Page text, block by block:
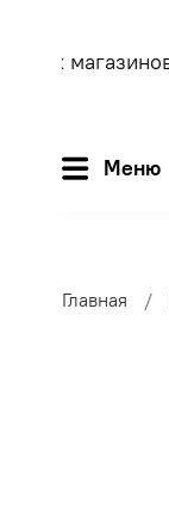
магазинов
Меню
Главная